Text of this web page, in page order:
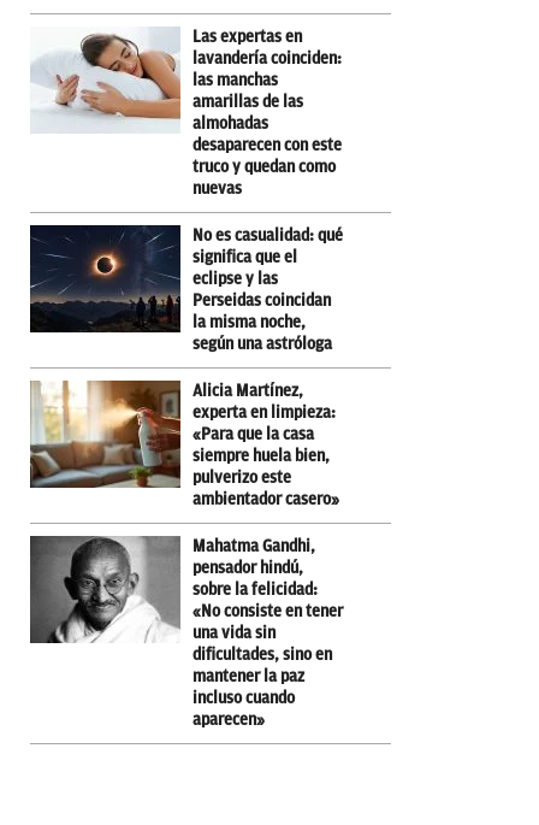
Las expertas en
lavandería coinciden:
las manchas
amarillas de las
almohadas
desaparecen con este
truco y quedan como
nuevas
No es casualidad: qué
significa que el
eclipse y las
Perseidas coincidan
la misma noche,
según una astróloga
Alicia Martínez,
experta en limpieza:
«Para que la casa
siempre huela bien,
pulverizo este
ambientador casero»
Mahatma Gandhi,
pensador hindú,
sobre la felicidad:
«No consiste en tener
una vida sin
dificultades, sino en
mantener la paz
incluso cuando
aparecen»